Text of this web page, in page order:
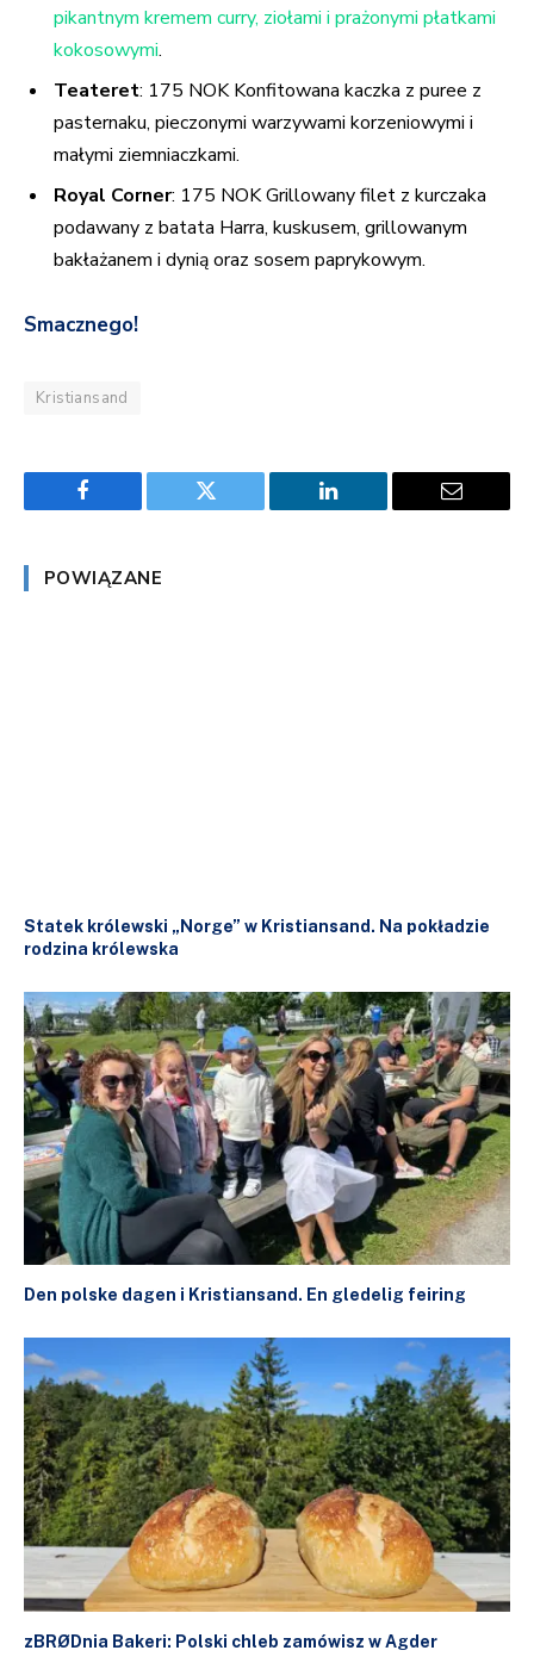
pikantnym kremem curry, ziołami i prażonymi płatkami
kokosowymi.
Teateret: 175 NOK Konfitowana kaczka z puree z
pasternaku, pieczonymi warzywami korzeniowymi i
małymi ziemniaczkami.
Royal Corner: 175 NOK Grillowany filet z kurczaka
podawany z batata Harra, kuskusem, grillowanym
bakłażanem i dynią oraz sosem paprykowym.
Smacznego!
Kristiansand
Facebook Twitter LinkedIn Email
POWIĄZANE
Statek królewski „Norge” w Kristiansand. Na pokładzie
rodzina królewska
Den polske dagen i Kristiansand. En gledelig feiring
zBRØDnia Bakeri: Polski chleb zamówisz w Agder